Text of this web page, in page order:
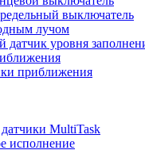
выключатель
лучом
датчик уровня
приближения
MultiTask
исполнение